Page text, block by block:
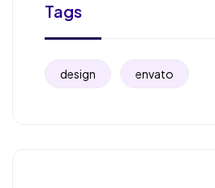
Tags
design envato